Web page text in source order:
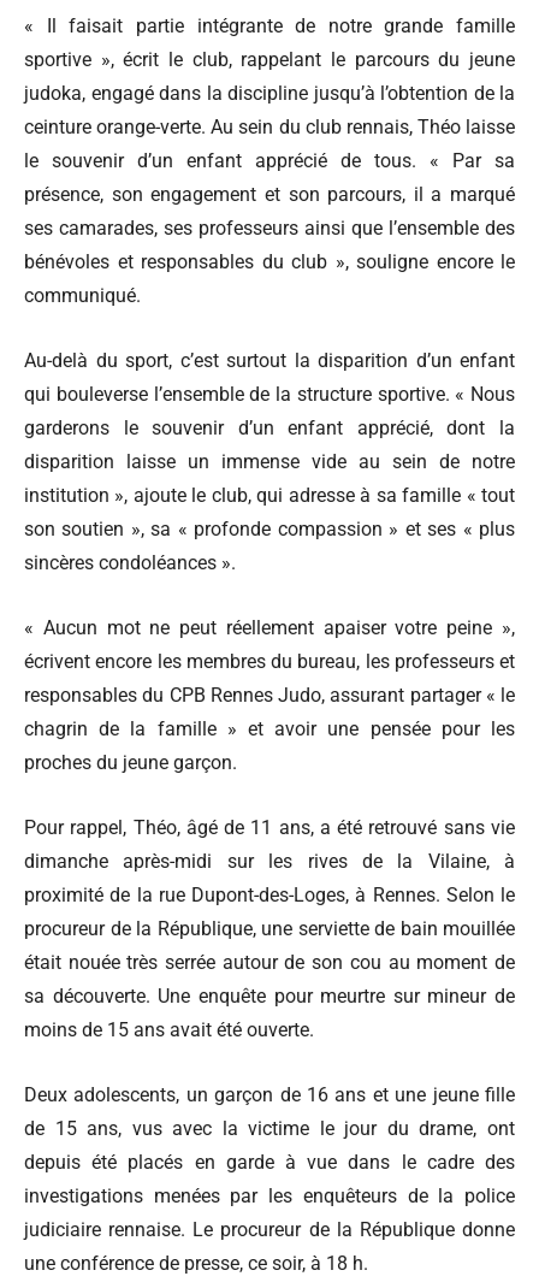
« Il faisait partie intégrante de notre grande famille
sportive », écrit le club, rappelant le parcours du jeune
judoka, engagé dans la discipline jusqu’à l’obtention de la
ceinture orange-verte. Au sein du club rennais, Théo laisse
le souvenir d’un enfant apprécié de tous. « Par sa
présence, son engagement et son parcours, il a marqué
ses camarades, ses professeurs ainsi que l’ensemble des
bénévoles et responsables du club », souligne encore le
communiqué.
Au-delà du sport, c’est surtout la disparition d’un enfant
qui bouleverse l’ensemble de la structure sportive. « Nous
garderons le souvenir d’un enfant apprécié, dont la
disparition laisse un immense vide au sein de notre
institution », ajoute le club, qui adresse à sa famille « tout
son soutien », sa « profonde compassion » et ses « plus
sincères condoléances ».
« Aucun mot ne peut réellement apaiser votre peine »,
écrivent encore les membres du bureau, les professeurs et
responsables du CPB Rennes Judo, assurant partager « le
chagrin de la famille » et avoir une pensée pour les
proches du jeune garçon.
Pour rappel, Théo, âgé de 11 ans, a été retrouvé sans vie
dimanche après-midi sur les rives de la Vilaine, à
proximité de la rue Dupont-des-Loges, à Rennes. Selon le
procureur de la République, une serviette de bain mouillée
était nouée très serrée autour de son cou au moment de
sa découverte. Une enquête pour meurtre sur mineur de
moins de 15 ans avait été ouverte.
Deux adolescents, un garçon de 16 ans et une jeune fille
de 15 ans, vus avec la victime le jour du drame, ont
depuis été placés en garde à vue dans le cadre des
investigations menées par les enquêteurs de la police
judiciaire rennaise. Le procureur de la République donne
une conférence de presse, ce soir, à 18 h.